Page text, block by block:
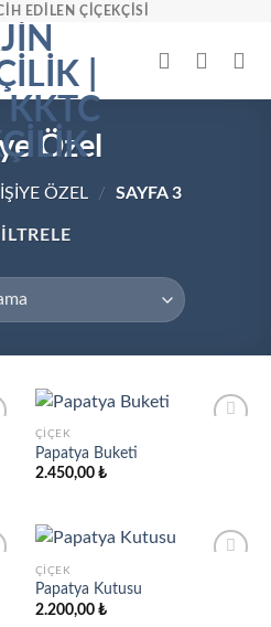
EDILEN ÇIÇEKÇISI
Özel
ÖZEL / SAYFA 3
ÇIÇEK
Papatya Buketi
2.450,00 ₺
ÇIÇEK
Papatya Kutusu
2.200,00 ₺